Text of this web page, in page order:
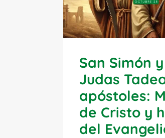
San Simón
Judas
apóstoles:
de Cristo y
del